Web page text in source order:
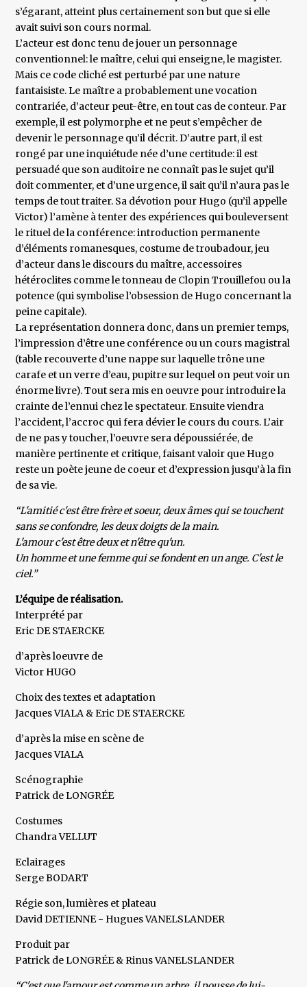
s’égarant, atteint plus certainement son but que si elle
avait suivi son cours normal.
L’acteur est donc tenu de jouer un personnage
conventionnel: le maître, celui qui enseigne, le magister.
Mais ce code cliché est perturbé par une nature
fantaisiste. Le maître a probablement une vocation
contrariée, d’acteur peut-être, en tout cas de conteur. Par
exemple, il est polymorphe et ne peut s’empêcher de
devenir le personnage qu’il décrit. D’autre part, il est
rongé par une inquiétude née d’une certitude: il est
persuadé que son auditoire ne connaît pas le sujet qu’il
doit commenter, et d’une urgence, il sait qu’il n’aura pas le
temps de tout traiter. Sa dévotion pour Hugo (qu’il appelle
Victor) l’amène à tenter des expériences qui bouleversent
le rituel de la conférence: introduction permanente
d’éléments romanesques, costume de troubadour, jeu
d’acteur dans le discours du maître, accessoires
hétéroclites comme le tonneau de Clopin Trouillefou ou la
potence (qui symbolise l’obsession de Hugo concernant la
peine capitale).
La représentation donnera donc, dans un premier temps,
l’impression d’être une conférence ou un cours magistral
(table recouverte d’une nappe sur laquelle trône une
carafe et un verre d’eau, pupitre sur lequel on peut voir un
énorme livre). Tout sera mis en oeuvre pour introduire la
crainte de l’ennui chez le spectateur. Ensuite viendra
l’accident, l’accroc qui fera dévier le cours du cours. L’air
de ne pas y toucher, l’oeuvre sera dépoussiérée, de
manière pertinente et critique, faisant valoir que Hugo
reste un poète jeune de coeur et d’expression jusqu’à la fin
de sa vie.
“L'amitié c'est être frère et soeur, deux âmes qui se touchent
sans se confondre, les deux doigts de la main.
L'amour c'est être deux et n'être qu'un.
Un homme et une femme qui se fondent en un ange. C'est le
ciel.”
L’équipe de réalisation.
Interprété par
Eric DE STAERCKE
d’après loeuvre de
Victor HUGO
Choix des textes et adaptation
Jacques VIALA & Eric DE STAERCKE
d’après la mise en scène de
Jacques VIALA
Scénographie
Patrick de LONGRÉE
Costumes
Chandra VELLUT
Eclairages
Serge BODART
Régie son, lumières et plateau
David DETIENNE - Hugues VANELSLANDER
Produit par
Patrick de LONGRÉE & Rinus VANELSLANDER